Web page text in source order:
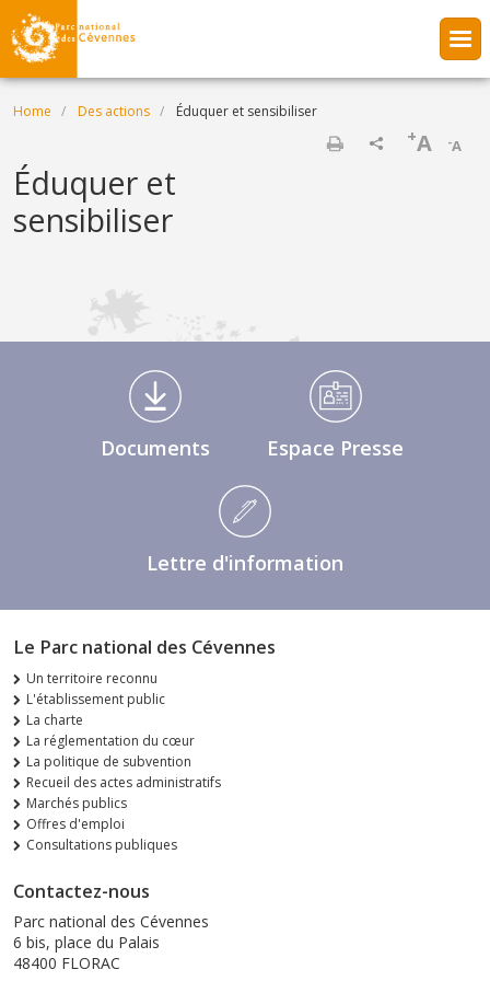
Skip to main content
Breadcrumb
Home Des actions Éduquer et sensibiliser
-A
+A
Éduquer et
sensibiliser
Médiathèque Footer
Documents Espace Presse
Lettre d'information
Le Parc national des Cévennes
Un territoire reconnu
L'établissement public
La charte
La réglementation du cœur
La politique de subvention
Recueil des actes administratifs
Marchés publics
Offres d'emploi
Consultations publiques
Contactez-nous
Parc national des Cévennes
6 bis, place du Palais
48400 FLORAC